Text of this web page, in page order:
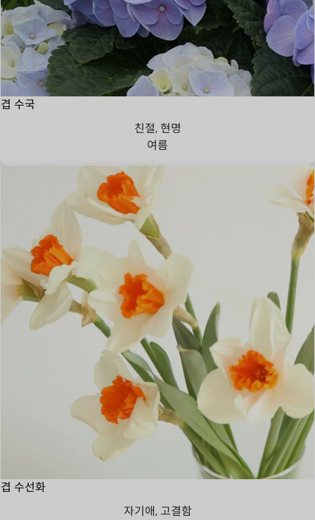
겹 수국
친절, 현명
여름
겹 수선화
자기애, 고결함